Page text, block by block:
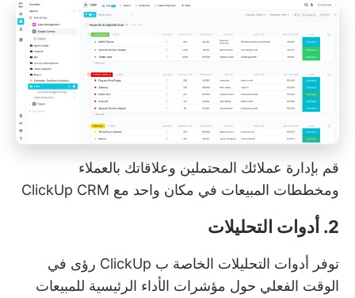
قم بإدارة عملائك المحتملين وعلاقاتك بالعملاء
ومخططات المبيعات في مكان واحد مع ClickUp CRM
2. أدوات التحليلات
توفر أدوات التحليلات الخاصة ب ClickUp رؤى في
الوقت الفعلي حول مؤشرات الأداء الرئيسية للمبيعات